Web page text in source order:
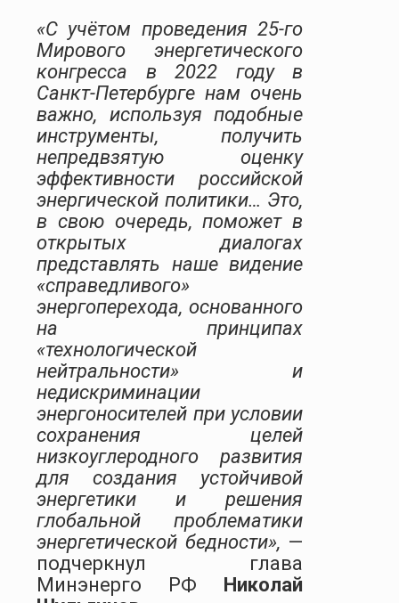
«С учётом проведения 25-го
Мирового энергетического
конгресса в 2022 году в
Санкт-Петербурге нам очень
важно, используя подобные
инструменты, получить
непредвзятую оценку
эффективности российской
энергической политики… Это,
в свою очередь, поможет в
открытых диалогах
представлять наше видение
«справедливого»
энергоперехода, основанного
на принципах
«технологической
нейтральности» и
недискриминации
энергоносителей при условии
сохранения целей
низкоуглеродного развития
для создания устойчивой
энергетики и решения
глобальной проблематики
энергетической бедности», —
подчеркнул глава
Минэнерго РФ Николай